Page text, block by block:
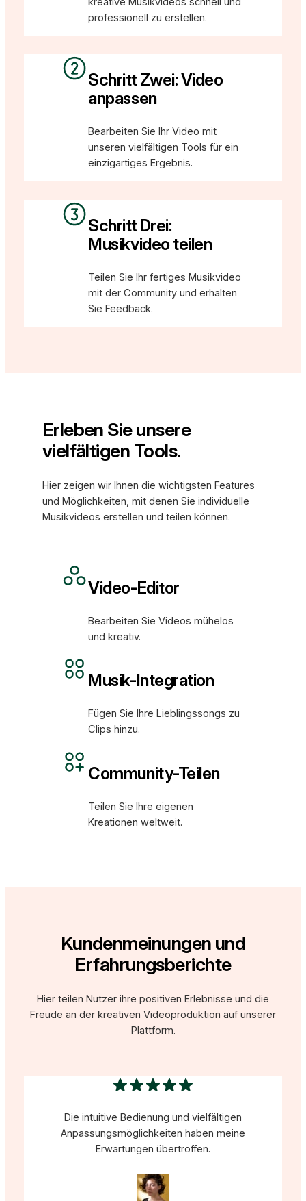
professionell zu erstellen.
Schritt Zwei: Video
anpassen
Bearbeiten Sie Ihr Video mit
unseren vielfältigen Tools für ein
einzigartiges Ergebnis.
Schritt Drei:
Musikvideo teilen
Teilen Sie Ihr fertiges Musikvideo
mit der Community und erhalten
Sie Feedback.
Erleben Sie unsere
vielfältigen Tools.
Hier zeigen wir Ihnen die wichtigsten Features
und Möglichkeiten, mit denen Sie individuelle
Musikvideos erstellen und teilen können.
Video-Editor
Bearbeiten Sie Videos mühelos
und kreativ.
Musik-Integration
Fügen Sie Ihre Lieblingssongs zu
Clips hinzu.
Community-Teilen
Teilen Sie Ihre eigenen
Kreationen weltweit.
Kundenmeinungen und
Erfahrungsberichte
Hier teilen Nutzer ihre positiven Erlebnisse und die
Freude an der kreativen Videoproduktion auf unserer
Plattform.
Die intuitive Bedienung und vielfältigen
Anpassungsmöglichkeiten haben meine
Erwartungen übertroffen.